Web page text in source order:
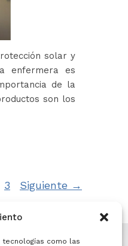
como las
solar y
enfermera es
de la
son los
Página
3 Siguiente →